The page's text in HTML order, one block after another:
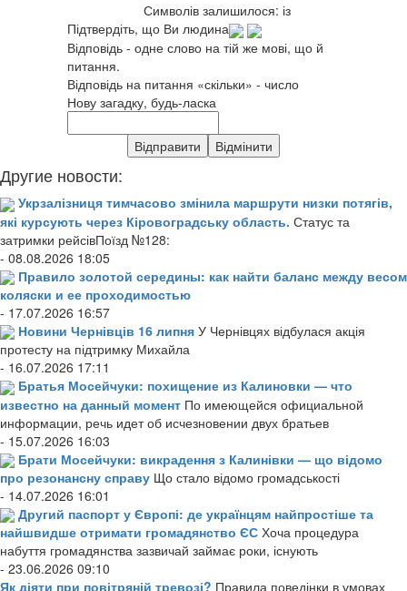
Символів залишилося: із
Підтвердіть, що Ви людина
Відповідь - одне слово на тій же мові, що й
питання.
Відповідь на питання «скільки» - число
Нову загадку, будь-ласка
Другие новости:
Укрзалізниця тимчасово змінила маршрути низки потягів,
які курсують через Кіровоградську область. Статус та
затримки рейсівПоїзд №128:
- 08.08.2026 18:05
Правило золотой середины: как найти баланс между весом
коляски и ее проходимостью
- 17.07.2026 16:57
Новини Чернівців 16 липня У Чернівцях відбулася акція
протесту на підтримку Михайла
- 16.07.2026 17:11
Братья Мосейчуки: похищение из Калиновки — что
известно на данный момент По имеющейся официальной
информации, речь идет об исчезновении двух братьев
- 15.07.2026 16:03
Брати Мосейчуки: викрадення з Калинівки — що відомо
про резонансну справу Що стало відомо громадськості
- 14.07.2026 16:01
Другий паспорт у Європі: де українцям найпростіше та
найшвидше отримати громадянство ЄС Хоча процедура
набуття громадянства зазвичай займає роки, існують
- 23.06.2026 09:10
Як діяти при повітряній тревозі? Правила поведінки в умовах